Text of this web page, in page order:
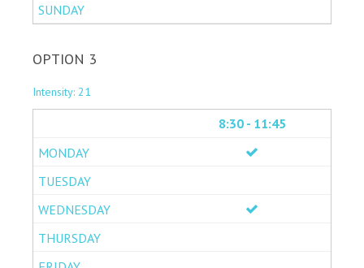
OPTION 3
Intensity: 21
8:30 - 11:45